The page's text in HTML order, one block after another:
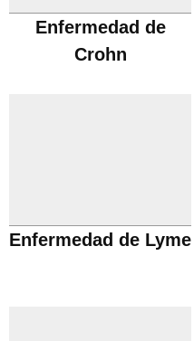
Enfermedad de
Crohn
Enfermedad de Lyme